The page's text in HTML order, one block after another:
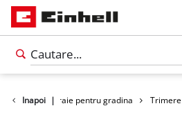
Inapoi |
/ ferastraie pentru gradina Trimere